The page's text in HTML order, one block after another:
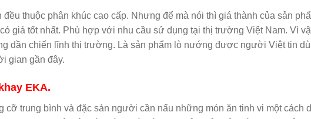
thuộc phân khúc cao cấp. Nhưng để mà nói thì giá thành của sản
giá tốt nhất. Phù hợp với nhu cầu sử dụng tại thị trường Việt Nam. Vì
dần chiến lĩnh thị trường. Là sản phẩm lò nướng được người Việt tin
gian gần đây.
EKA.
cỡ trung bình và đặc sản người cần nấu những món ăn tinh vi một cách